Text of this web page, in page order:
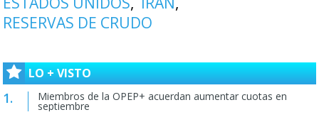
RESERVAS DE CRUDO
LO + VISTO
Miembros de la OPEP+ acuerdan aumentar cuotas en
septiembre